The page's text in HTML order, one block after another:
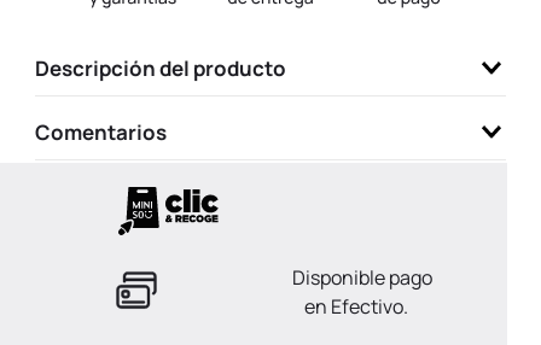
Descripción del producto
Comentarios
Disponible pago
en Efectivo.
10. one piece